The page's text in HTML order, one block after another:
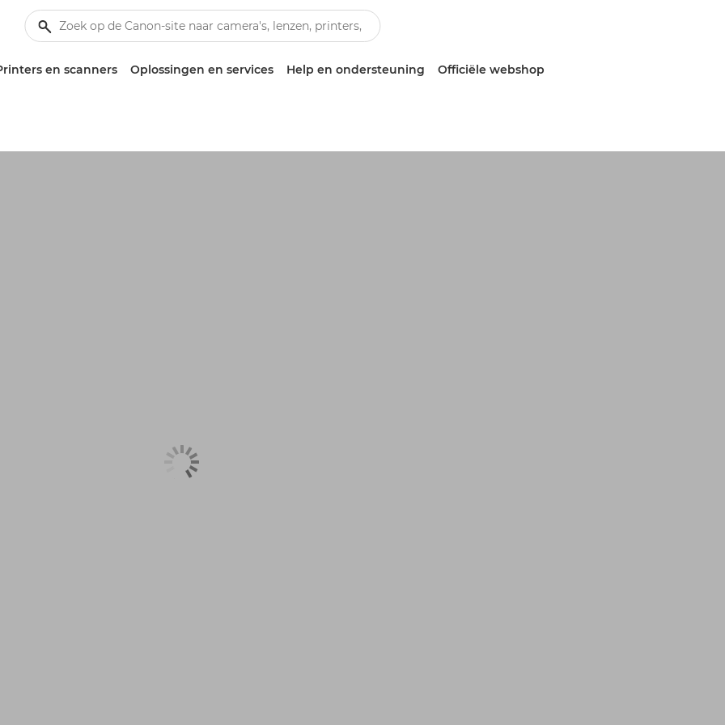
en scanners Oplossingen en services Help en ondersteuning Officiële webshop